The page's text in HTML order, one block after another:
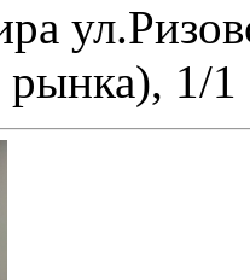
рынка), 1/